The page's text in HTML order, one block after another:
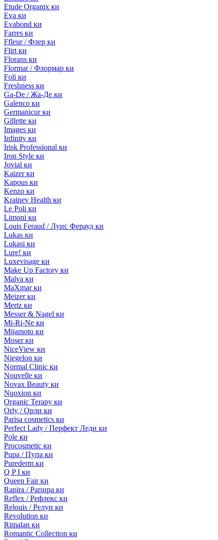
Etude Organix ки
Eva ки
Evabond ки
Farres ки
Ffleur / Флер ки
Flirt ки
Florans ки
Flormar / Флормар ки
Foli ки
Freshness ки
Ga-De / Жа-Де ки
Galenco ки
Germanicur ки
Gillette ки
Images ки
Infinity ки
Irisk Professional ки
Iron Style ки
Jovial ки
Kaizer ки
Kapous ки
Kenzo ки
Krainev Health ки
Le Poli ки
Limoni ки
Louis Feraud / Луис Ферауд ки
Lukas ки
Lukasi ки
Lure! ки
Luxevisage ки
Make Up Factory ки
Malva ки
MaXmar ки
Meizer ки
Mertz ки
Messer & Nagel ки
Mi-Ri-Ne ки
Mijamoto ки
Moser ки
NiceView ки
Niegelon ки
Normal Clinic ки
Nouvelle ки
Novax Beauty ки
Nuoxion ки
Organic Terapy ки
Orly / Орли ки
Parisa cosmetics ки
Perfect Lady / Перфект Леди ки
Pole ки
Procosmetic ки
Pupa / Пупа ки
Purederm ки
Q P I ки
Queen Fair ки
Rapira / Рапира ки
Reflex / Рефлекс ки
Relouis / Релуи ки
Revolution ки
Rimalan ки
Romantic Collection ки